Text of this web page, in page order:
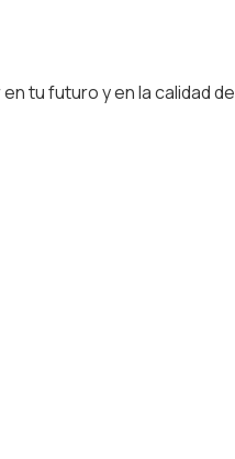
tu futuro y en la calidad